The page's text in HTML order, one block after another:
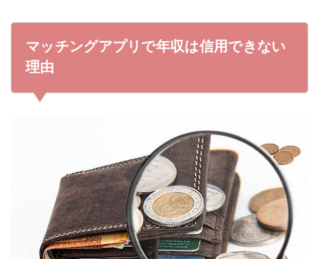
3.1 職業の平均年収を調べてみる
3.2
3.3 身なりや言葉遣いにも注目
まとめ：マッチングアプリで年収詐称は普通にある
マッチングアプリで年収は信用できない
理由